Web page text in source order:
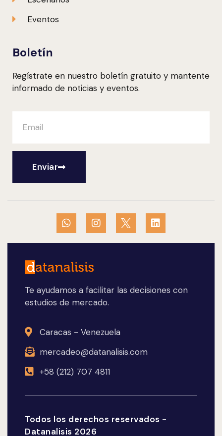
Te ayudamos a facilitar las decisiones con
estudios de mercado.
Caracas - Venezuela
mercadeo@datanalisis.com
+58 (212) 707 4811
Todos los derechos reservados -
Datanalisis 2026
Eventos
Boletín
Regístrate en nuestro boletín gratuito y mantente
informado de noticias y eventos.
Enviar